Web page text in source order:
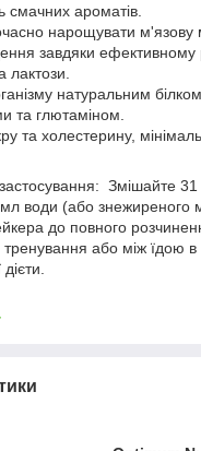
смачних ароматів.
нарощувати
завдяки
лактози.
натуральним
та глютаміном.
та холестерину,
Змішайте 31
води (або знежиреного
до повного
тренування або між їдою